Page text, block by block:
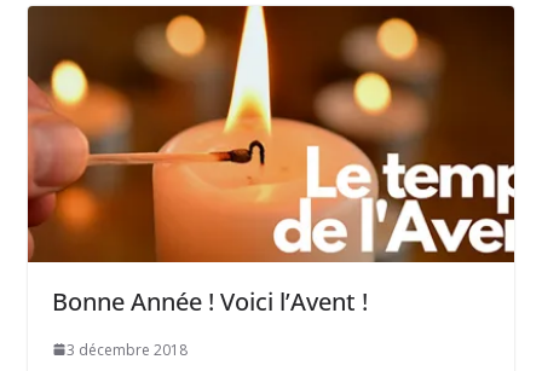
Bonne Année ! Voici l’Avent !
3 décembre 2018